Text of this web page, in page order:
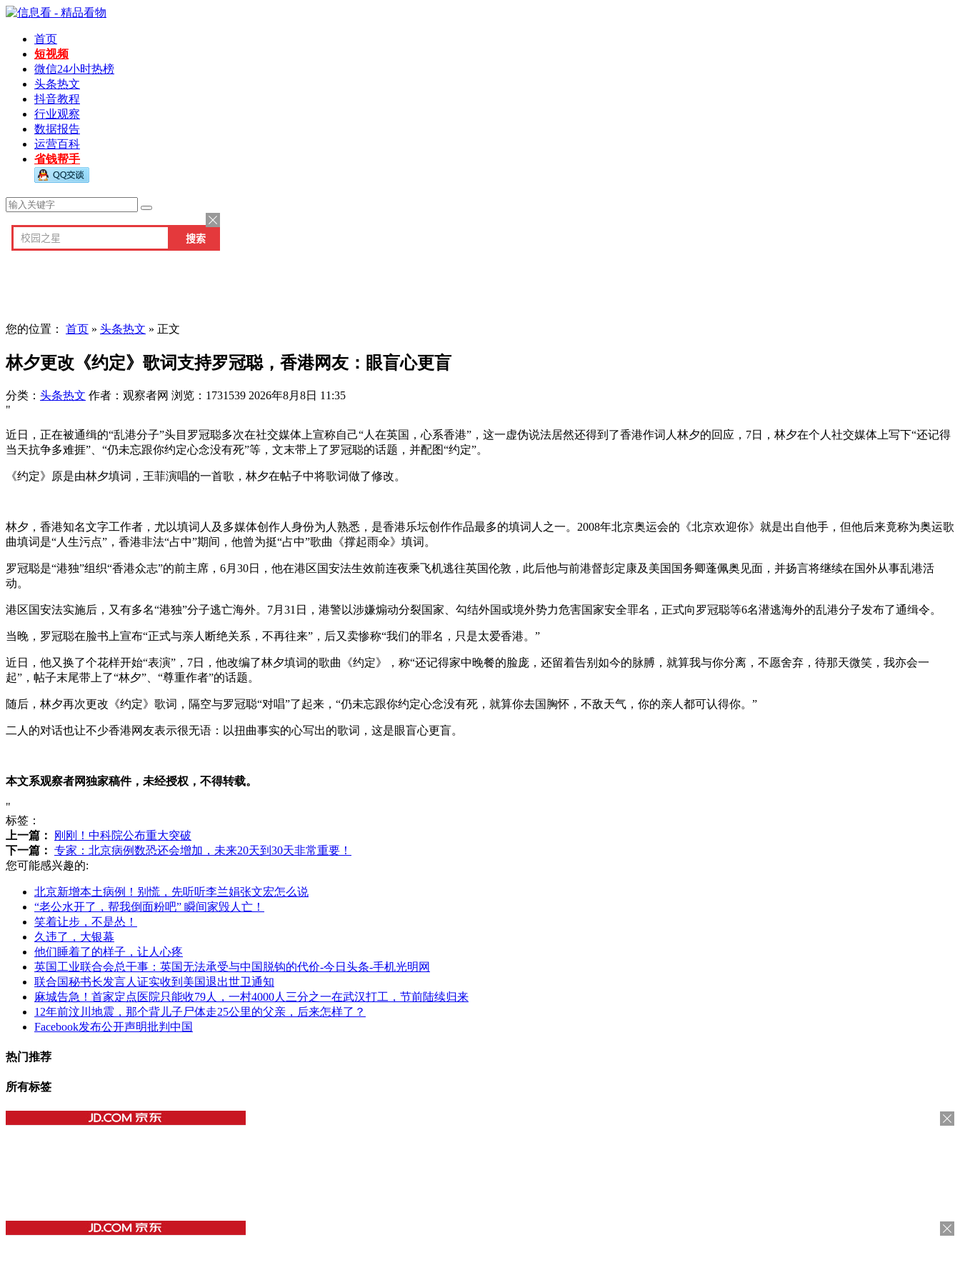
首页
短视频
微信24小时热榜
头条热文
抖音教程
行业观察
数据报告
运营百科
省钱帮手
您的位置： 首页 » 头条热文 » 正文
林夕更改《约定》歌词支持罗冠聪，香港网友：眼盲心更盲
分类： 头条热文 作者：观察者网 浏览：1731539 2026年8月8日 11:35
"
近日，正在被通缉的“乱港分子”头目罗冠聪多次在社交媒体上宣称自己“人在英国，心系香港”，这一虚伪说法居然还得到了香港作词人林夕的回应，7日，林夕在个人社交媒体上写下“还记得
当天抗争多难捱”、“仍未忘跟你约定心念没有死”等，文末带上了罗冠聪的话题，并配图“约定”。
《约定》原是由林夕填词，王菲演唱的一首歌，林夕在帖子中将歌词做了修改。
林夕，香港知名文字工作者，尤以填词人及多媒体创作人身份为人熟悉，是香港乐坛创作作品最多的填词人之一。2008年北京奥运会的《北京欢迎你》就是出自他手，但他后来竟称为奥运歌
曲填词是“人生污点”，香港非法“占中”期间，他曾为挺“占中”歌曲《撑起雨伞》填词。
罗冠聪是“港独”组织“香港众志”的前主席，6月30日，他在港区国安法生效前连夜乘飞机逃往英国伦敦，此后他与前港督彭定康及美国国务卿蓬佩奥见面，并扬言将继续在国外从事乱港活
动。
港区国安法实施后，又有多名“港独”分子逃亡海外。7月31日，港警以涉嫌煽动分裂国家、勾结外国或境外势力危害国家安全罪名，正式向罗冠聪等6名潜逃海外的乱港分子发布了通缉令。
当晚，罗冠聪在脸书上宣布“正式与亲人断绝关系，不再往来”，后又卖惨称“我们的罪名，只是太爱香港。”
近日，他又换了个花样开始“表演”，7日，他改编了林夕填词的歌曲《约定》，称“还记得家中晚餐的脸庞，还留着告别如今的脉膊，就算我与你分离，不愿舍弃，待那天微笑，我亦会一
起”，帖子末尾带上了“林夕”、“尊重作者”的话题。
随后，林夕再次更改《约定》歌词，隔空与罗冠聪“对唱”了起来，“仍未忘跟你约定心念没有死，就算你去国胸怀，不敌天气，你的亲人都可认得你。”
二人的对话也让不少香港网友表示很无语：以扭曲事实的心写出的歌词，这是眼盲心更盲。
本文系观察者网独家稿件，未经授权，不得转载。
"
标签：
上一篇：
刚刚！中科院公布重大突破
下一篇： 专家：北京病例数恐还会增加，未来20天到30天非常重要！
您可能感兴趣的:
北京新增本土病例！别慌，先听听李兰娟张文宏怎么说
“老公水开了，帮我倒面粉吧” 瞬间家毁人亡！
笑着让步，不是怂！
久违了，大银幕
他们睡着了的样子，让人心疼
英国工业联合会总干事：英国无法承受与中国脱钩的代价-今日头条-手机光明网
联合国秘书长发言人证实收到美国退出世卫通知
麻城告急！首家定点医院只能收79人，一村4000人三分之一在武汉打工，节前陆续归来
12年前汶川地震，那个背儿子尸体走25公里的父亲，后来怎样了？
Facebook发布公开声明批判中国
热门推荐
所有标签